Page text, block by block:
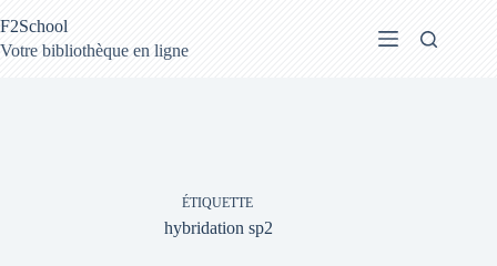
au
contenu
F2School
Votre bibliothèque en ligne
ÉTIQUETTE
hybridation sp2